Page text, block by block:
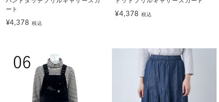
ート
¥4,378税込
¥4,378 税込